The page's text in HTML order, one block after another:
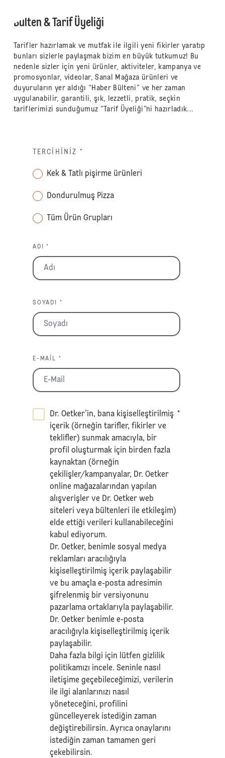
Bülten & Tarif Üyeliği
Tarifler hazırlamak ve mutfak ile ilgili yeni fikirler yaratıp
bunları sizlerle paylaşmak bizim en büyük tutkumuz! Bu
nedenle sizler için yeni ürünler, aktiviteler, kampanya ve
promosyonlar, videolar, Sanal Mağaza ürünleri ve
duyuruların yer aldığı “Haber Bülteni” ve her zaman
uygulanabilir, garantili, şık, lezzetli, pratik, seçkin
tariflerimizi sunduğumuz “Tarif Üyeliği”ni hazırladık...
TERCIHINIZ *
Kek & Tatlı pişirme ürünleri
Dondurulmuş Pizza
Tüm Ürün Grupları
ADI *
SOYADI *
E-MAIL *
Dr. Oetker’in, bana kişiselleştirilmiş
içerik (örneğin tarifler, fikirler ve
teklifler) sunmak amacıyla, bir
profil oluşturmak için birden fazla
kaynaktan (örneğin
çekilişler/kampanyalar, Dr. Oetker
online mağazalarından yapılan
alışverişler ve Dr. Oetker web
siteleri veya bültenleri ile etkileşim)
elde ettiği verileri kullanabileceğini
kabul ediyorum.
Dr. Oetker, benimle sosyal medya
reklamları aracılığıyla
kişiselleştirilmiş içerik paylaşabilir
ve bu amaçla e-posta adresimin
şifrelenmiş bir versiyonunu
pazarlama ortaklarıyla paylaşabilir.
Dr. Oetker benimle e-posta
aracılığıyla kişiselleştirilmiş içerik
paylaşabilir.
Daha fazla bilgi için lütfengizlilik
politikamızı incele. Seninle nasıl
iletişime geçebileceğimizi, verilerin
ile ilgi alanlarınızı nasıl
yöneteceğini, profilini
güncelleyerek istediğin zaman
değiştirebilirsin. Ayrıca onaylarını
istediğin zaman tamamen geri
çekebilirsin.
*